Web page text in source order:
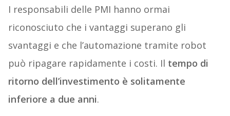
I responsabili delle PMI hanno ormai
riconosciuto che i vantaggi superano gli
svantaggi e che l’automazione tramite robot
può ripagare rapidamente i costi. Il tempo di
ritorno dell’investimento è solitamente
inferiore a due anni.